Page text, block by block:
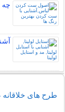
چه
طرح های خلاقانه